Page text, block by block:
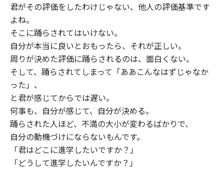
君がその評価をしたわけじゃない、他人の評価基準です
よね。
そこに踊らされてはいけない。
自分が本当に良いとおもったら、それが正しい。
周りが決めた評価に踊らされるのは、面白くない。
そして、踊らされてしまって「ああこんなはずじゃなか
った」、
と君が感じてからでは遅い。
何事も、自分が感じて、自分が決める。
踊らされた人ほど、不満の大小が変わるばかりで、
自分の動機づけにならないもんです。
「君はどこに進学したいですか？」
「どうして進学したいんですか？」